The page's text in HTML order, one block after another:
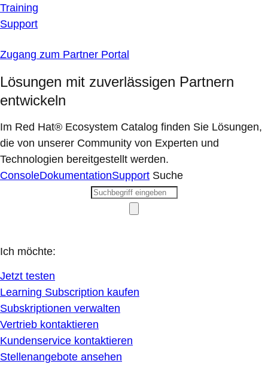
Training
Support
Zugang zum Partner Portal
Lösungen mit zuverlässigen Partnern
entwickeln
Im Red Hat® Ecosystem Catalog finden Sie Lösungen,
die von unserer Community von Experten und
Technologien bereitgestellt werden.
ConsoleDokumentationSupport Suche
Ich möchte:
Jetzt testen
Learning Subscription kaufen
Subskriptionen verwalten
Vertrieb kontaktieren
Kundenservice kontaktieren
Stellenangebote ansehen